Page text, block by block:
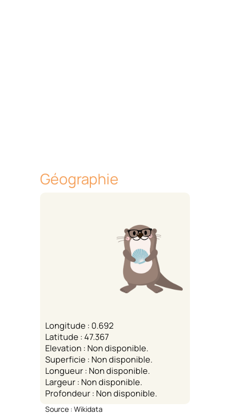
Géographie
Longitude : 0.692
Latitude : 47.367
Elevation : Non disponible.
Superficie : Non disponible.
Longueur : Non disponible.
Largeur : Non disponible.
Profondeur : Non disponible.
Source : Wikidata